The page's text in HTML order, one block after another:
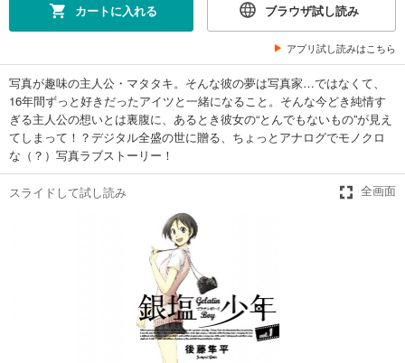
カートに入れる ブラウザ試し読み
アプリ試し読みはこちら
写真が趣味の主人公・マタタキ。そんな彼の夢は写真家…ではなくて、
16年間ずっと好きだったアイツと一緒になること。そんな今どき純情す
ぎる主人公の想いとは裏腹に、あるとき彼女の“とんでもないもの”が見え
てしまって！？デジタル全盛の世に贈る、ちょっとアナログでモノクロ
な（？）写真ラブストーリー！
スライドして試し読み 全画面